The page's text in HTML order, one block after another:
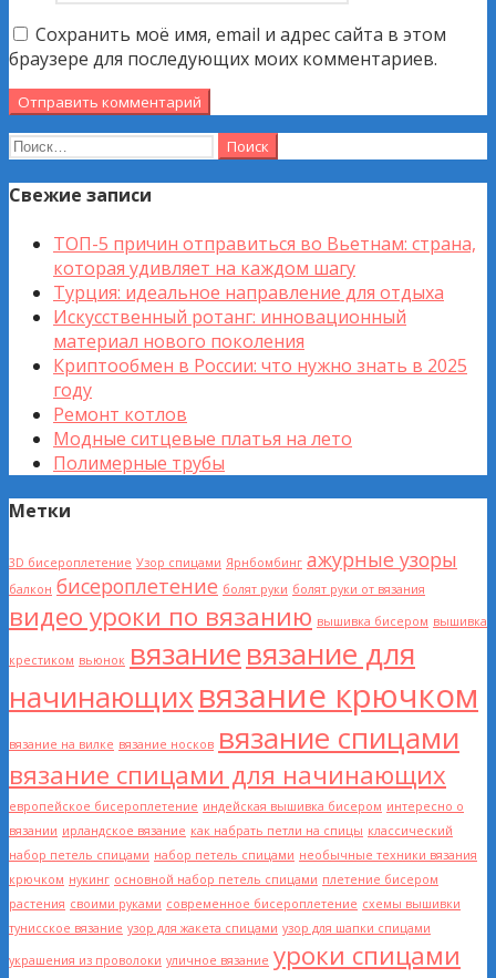
Сохранить моё имя, email и адрес сайта в этом
браузере для последующих моих комментариев.
Найти:
Свежие записи
ТОП-5 причин отправиться во Вьетнам: страна,
которая удивляет на каждом шагу
Турция: идеальное направление для отдыха
Искусственный ротанг: инновационный
материал нового поколения
Криптообмен в России: что нужно знать в 2025
году
Ремонт котлов
Модные ситцевые платья на лето
Полимерные трубы
Метки
3D бисероплетение Узор спицами Ярнбомбинг ажурные узоры
балкон бисероплетение болят руки болят руки от вязания
видео уроки по вязанию вышивка бисером вышивка
крестиком вьюнок вязаниевязание для
начинающихвязание крючком
вязание на вилке вязание носков вязание спицами
вязание спицами для начинающих
европейское бисероплетение индейская вышивка бисером интересно о
вязании ирландское вязание как набрать петли на спицы классический
набор петель спицами набор петель спицами необычные техники вязания
крючком нукинг основной набор петель спицами плетение бисером
растения своими руками современное бисероплетение схемы вышивки
тунисское вязание узор для жакета спицами узор для шапки спицами
украшения из проволоки уличное вязание уроки спицами